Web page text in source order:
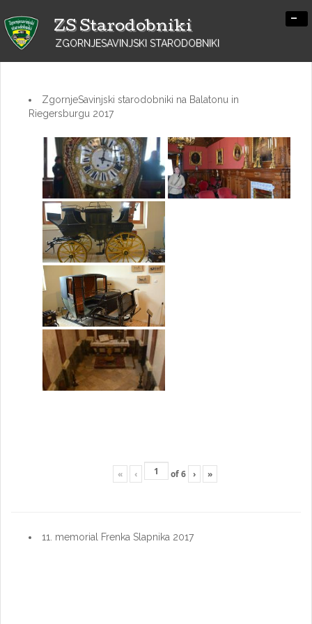
ZS Starodobniki
ZGORNJESAVINJSKI STARODOBNIKI
-
ZgornjeSavinjski starodobniki na Balatonu in
Riegersburgu 2017
« ‹ of6 › »
11. memorial Frenka Slapnika 2017